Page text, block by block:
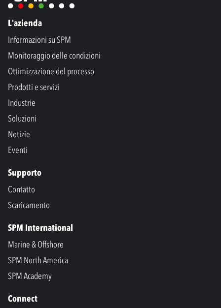
L'azienda
Informazioni su SPM
Monitoraggio delle condizioni
Ottimizzazione del processo
Prodotti e servizi
Industrie
Soluzioni
Notizie
Eventi
Supporto
Contatto
Scaricamento
SPM International
Marine & Offshore
SPM North America
SPM Academy
Connect